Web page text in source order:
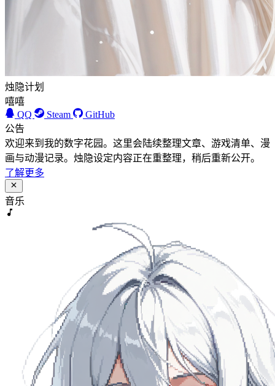
烛隐计划
嘻嘻
QQ
Steam
GitHub
公告
欢迎来到我的数字花园。这里会陆续整理文章、游戏清单、漫
画与动漫记录。烛隐设定内容正在重整理，稍后重新公开。
了解更多
音乐